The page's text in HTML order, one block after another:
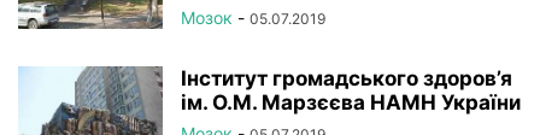
Мозок - 05.07.2019
Інститут громадського здоров’я
ім. О.М. Марзєєва НАМН України